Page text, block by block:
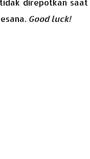
direpotkan
Good luck!